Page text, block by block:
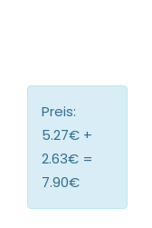
Preis:
5.27€ +
2.63€ =
7.90€